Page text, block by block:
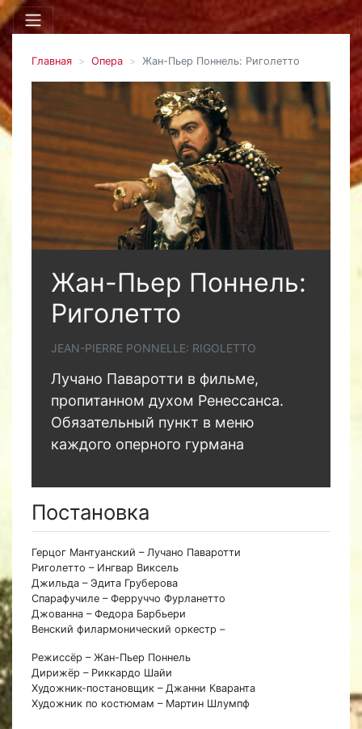
Главная Опера Жан-Пьер Поннель: Риголетто
Жан-Пьер Поннель:
Риголетто
JEAN-PIERRE PONNELLE: RIGOLETTO
Лучано Паваротти в фильме,
пропитанном духом Ренессанса.
Обязательный пункт в меню
каждого оперного гурмана
Постановка
Герцог Мантуанский – Лучано Паваротти
Риголетто – Ингвар Виксель
Джильда – Эдита Груберова
Спарафучиле – Ферруччо Фурланетто
Джованна – Федора Барбьери
Венский филармонический оркестр –
Режиссёр – Жан-Пьер Поннель
Дирижёр – Риккардо Шайи
Художник-постановщик – Джанни Кваранта
Художник по костюмам – Мартин Шлумпф